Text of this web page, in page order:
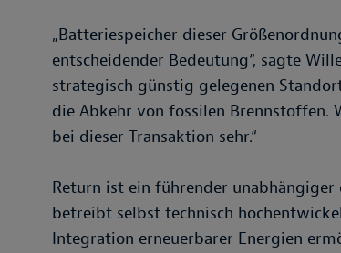
„Batteriespeicher dieser
entscheidender Bedeutung“, sagte
strategisch günstig gelegenen
die Abkehr von fossilen Brennstoffen.
bei dieser Transaktion sehr.“
Return ist ein führender unabhängiger
betreibt selbst technisch
Integration erneuerbarer Energien